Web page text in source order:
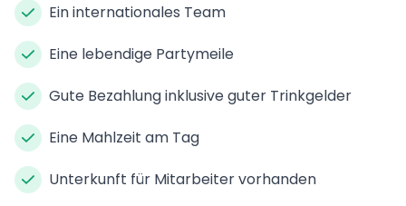
Ein internationales Team
Eine lebendige Partymeile
Gute Bezahlung inklusive guter Trinkgelder
Eine Mahlzeit am Tag
Unterkunft für Mitarbeiter vorhanden